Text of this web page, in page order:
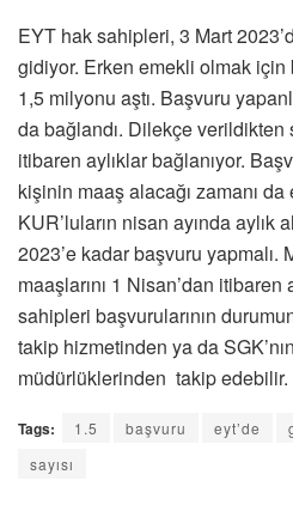
EYT hak sahipleri, 3 Mart
gidiyor. Erken emekli olmak için
1,5 milyonu aştı. Başvuru
da bağlandı. Dilekçe verildikten
itibaren aylıklar bağlanıyor.
kişinin maaş alacağı zamanı
KUR’luların nisan ayında
2023’e kadar başvuru yapmalı.
maaşlarını 1 Nisan’dan
sahipleri başvurularının
takip hizmetinden ya da
müdürlüklerinden takip edebilir.
Tags: 1.5 başvuru eyt’de
sayısı